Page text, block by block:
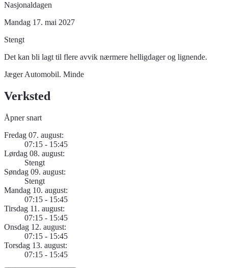
Nasjonaldagen
Mandag 17. mai 2027
Stengt
Det kan bli lagt til flere avvik nærmere helligdager og lignende.
Jæger Automobil. Minde
Verksted
Åpner snart
Fredag 07. august:
07:15 - 15:45
Lørdag 08. august:
Stengt
Søndag 09. august:
Stengt
Mandag 10. august:
07:15 - 15:45
Tirsdag 11. august:
07:15 - 15:45
Onsdag 12. august:
07:15 - 15:45
Torsdag 13. august:
07:15 - 15:45